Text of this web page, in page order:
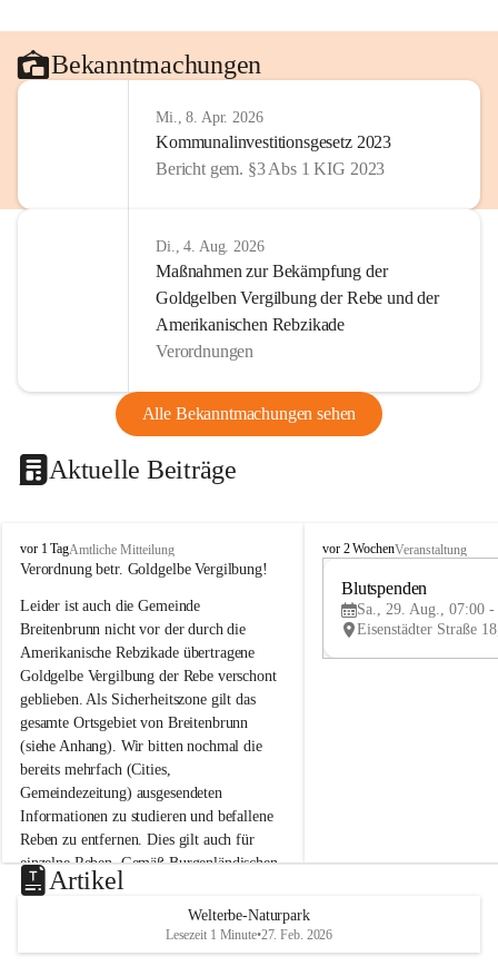
Bekanntmachungen
Mi., 8. Apr. 2026
Kommunalinvestitionsgesetz 2023
Bericht gem. §3 Abs 1 KIG 2023
Di., 4. Aug. 2026
Maßnahmen zur Bekämpfung der
Goldgelben Vergilbung der Rebe und der
Amerikanischen Rebzikade
Verordnungen
Alle Bekanntmachungen sehen
Aktuelle Beiträge
B
r
i
t
e
n
b
r
u
n
n
a
m
N
e
u
s
d
vor 1 TagAmtliche Mitteilung
Verordnung betr. Goldgelbe Vergilbung!
Leider ist auch die Gemeinde
Breitenbrunn nicht vor der durch die
Amerikanische Rebzikade übertragene
Goldgelbe Vergilbung der Rebe verschont
geblieben. Als Sicherheitszone gilt das
gesamte Ortsgebiet von Breitenbrunn
(siehe Anhang). Wir bitten nochmal die
bereits mehrfach (Cities,
Gemeindezeitung) ausgesendeten
Informationen zu studieren und befallene
Reben zu entfernen. Dies gilt auch für
einzelne Reben. Gemäß Burgenländischen
Weinbaugesetz sind nicht gepflegte oder
unzulässige Weingärten zu roden! Bitte
helfen wir zusammen um unsere Winzer
vor den prognostizierten Ernteausfällen
B
e
u
e
d
vor 2 WochenVeranstaltung
Blutspenden
Sa., 29. Aug., 07:00 -
Artikel
Welterbe-Naturpark
Lesezeit 1 Minute•27. Feb. 2026